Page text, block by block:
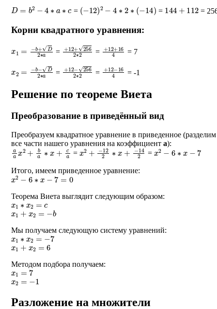
D= 2− a = (− 12)2 ∗ ∗ −14) = 144 + 112 =
Корни квадратного уравнения:
+ D2∗ = + 12+256 2
= + 12+16 = 7
b−D2∗ = +12−256 ∗2
= +12−16 = -1
Решение по теореме Виета
Преобразование в приведённый вид
Преобразуем квадратное уравнение в приведенное (разделим
все части нашего уравнения на коэффициент a):
aax2+ba∗x+ca = x2+−122∗x+−142 = x2 −6 ∗
Итого, имеем приведенное уравнение:
x2−6∗x−7=0
Теорема Виета выглядит следующим образом:
x1∗x2= c
x1 + x2 =− b
Мы получаем следующую систему уравнений:
x1∗x2=−7
x1 + x2 =6
Методом подбора получаем:
x1=7
x2 =− 1
Разложение на множители